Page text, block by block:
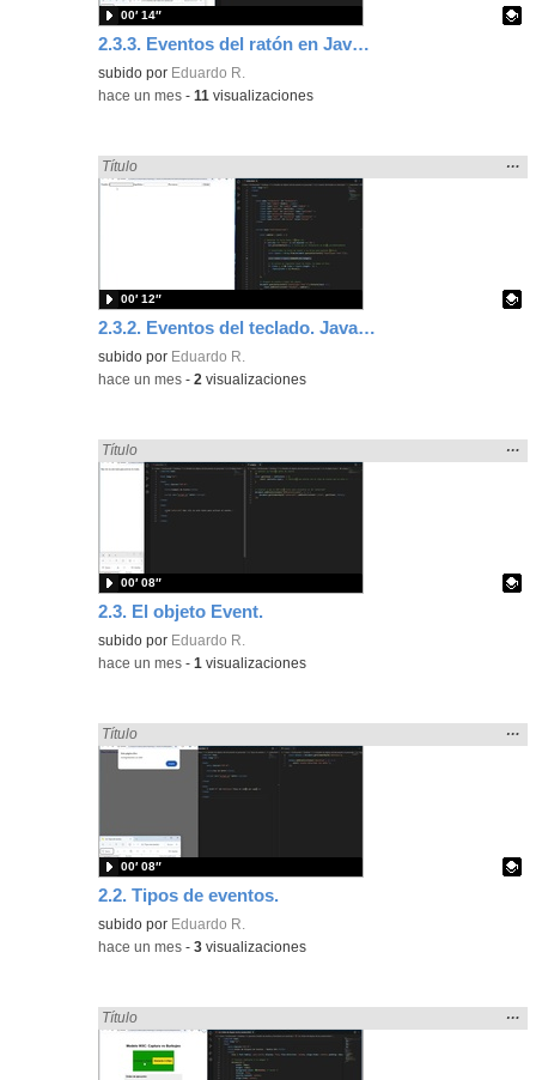
2.3.3. Eventos del ratón en JavaScript.
Contenido educativo.
subido por Eduardo R.
00′ 14″
-hace un mes -11 visualizaciones
2.3.2. Eventos del teclado. JavaScript.
Encontrado «Eventos» en:
Título
la
…
Contenido educativo.
subido por Eduardo R.
00′ 12″
-hace un mes -2 visualizaciones
2.3. El objeto Event.
Encontrado «Eventos» en:
Título
la
…
Contenido educativo.
subido por Eduardo R.
00′ 08″
-hace un mes -1 visualizaciones
2.2. Tipos de eventos.
Encontrado «Eventos» en:
Título
la
…
Contenido educativo.
subido por Eduardo R.
00′ 08″
-hace un mes -3 visualizaciones
Encontrado «Eventos» en:
Título
la
…